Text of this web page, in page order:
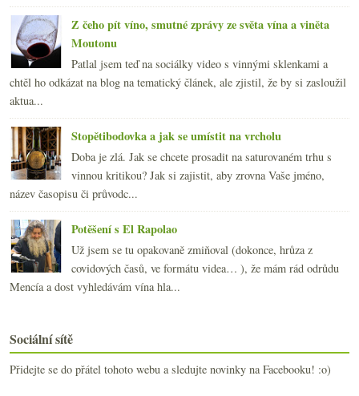
Z čeho pít víno, smutné zprávy ze světa vína a viněta
Moutonu
Patlal jsem teď na sociálky video s vinnými sklenkami a
chtěl ho odkázat na blog na tematický článek, ale zjistil, že by si zasloužil
aktua...
Stopětibodovka a jak se umístit na vrcholu
Doba je zlá. Jak se chcete prosadit na saturovaném trhu s
vinnou kritikou? Jak si zajistit, aby zrovna Vaše jméno,
název časopisu či průvodc...
Potěšení s El Rapolao
Už jsem se tu opakovaně zmiňoval (dokonce, hrůza z
covidových časů, ve formátu videa… ), že mám rád odrůdu
Mencía a dost vyhledávám vína hla...
Sociální sítě
Přidejte se do přátel tohoto webu a sledujte novinky na Facebooku! :o)